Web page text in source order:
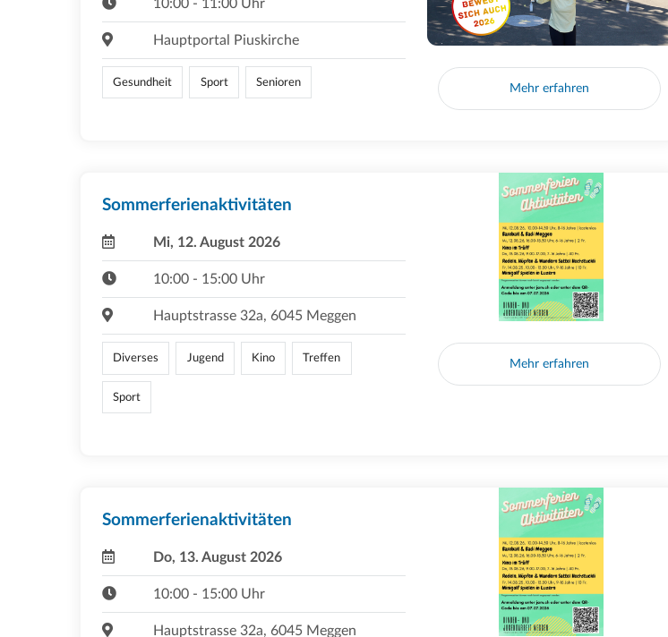
10:00 - 11:00 Uhr
Hauptportal Piuskirche
Gesundheit Sport Senioren Mehr erfahren
Sommerferienaktivitäten
Mi, 12. August 2026
10:00 - 15:00 Uhr
Hauptstrasse 32a, 6045 Meggen
Diverses Jugend Kino Treffen
Sport
Mehr erfahren
Sommerferienaktivitäten
Do, 13. August 2026
10:00 - 15:00 Uhr
Hauptstrasse 32a, 6045 Meggen